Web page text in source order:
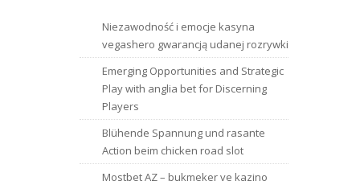
Niezawodność i emocje kasyna
vegashero gwarancją udanej rozrywki
Emerging Opportunities and Strategic
Play with anglia bet for Discerning
Players
Blühende Spannung und rasante
Action beim chicken road slot
Mostbet AZ – bukmeker ve kazino